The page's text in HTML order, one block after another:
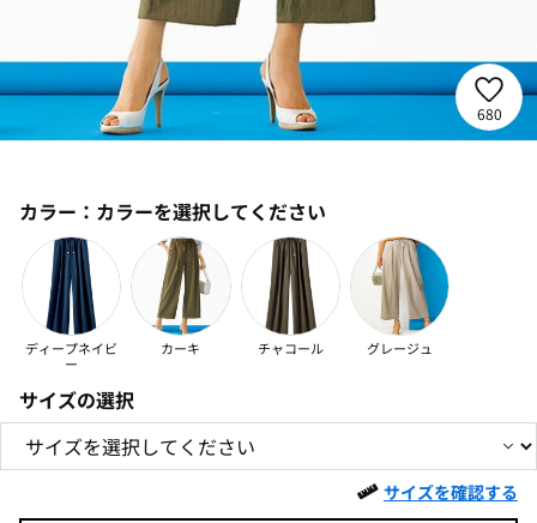
680
カラー： カラーを選択してください
ディープネイビ
ー
カーキ チャコール グレージュ
サイズの選択
サイズを確認する